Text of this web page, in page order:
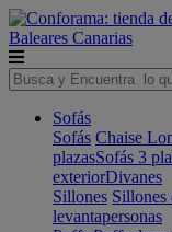
Baleares Canarias
Sofás
Sofás Chaise
plazasSofás 3
exteriorDivanes
Sillones Sillones
levantapersonas